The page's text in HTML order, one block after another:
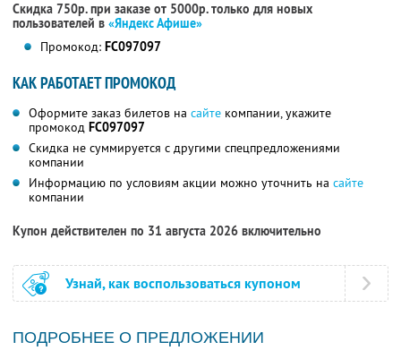
Скидка 750р. при заказе от 5000р. только для новых
пользователей в «Яндекс Афише»
Промокод: FC097097
КАК РАБОТАЕТ ПРОМОКОД
Оформите заказ билетов на сайте компании, укажите
промокод FC097097
Скидка не суммируется с другими спецпредложениями
компании
Информацию по условиям акции можно уточнить на сайте
компании
Купон действителен по 31 августа 2026 включительно
Узнай, как воспользоваться купоном
ПОДРОБНЕЕ О ПРЕДЛОЖЕНИИ